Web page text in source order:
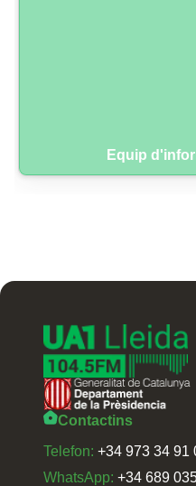
Equip
Contactins
Telefon: +34 973 34 91
WhatsApp: +34 689